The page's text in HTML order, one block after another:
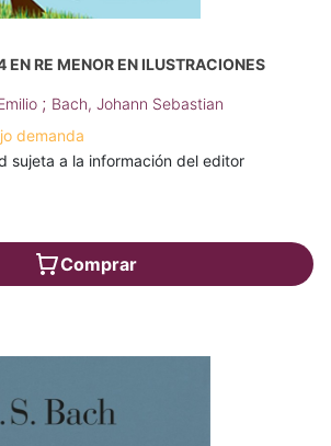
EN RE MENOR EN ILUSTRACIONES
; Bach, Johann Sebastian
demanda
sujeta a la información del editor
Comprar